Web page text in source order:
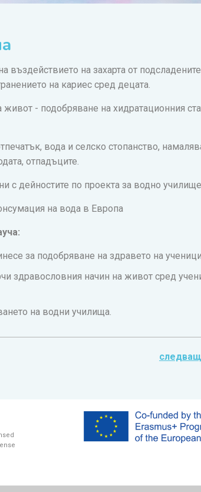
въздействието на захарта от
на кариес сред децата.
- подобряване на хидратационния
вода и селско стопанство,
отпадъците.
с дейностите по проекта за водно
на вода в Европа
за подобряване на здравето на
здравословния начин на живот сред
на водни училища.